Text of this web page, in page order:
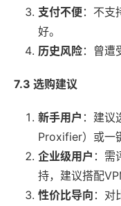
支付不便：不支
好。
历史风险：曾遭
7.3 选购建议
新手用户 ：建议
Proxifier）或一
企业级用户 ：需
持，建议搭配
性价比导向 ：对